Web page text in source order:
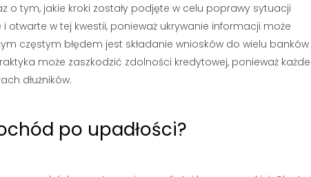
o tym, jakie kroki zostały podjęte w celu poprawy sytuacji
w tej kwestii, ponieważ ukrywanie informacji może
częstym błędem jest składanie wniosków do wielu banków
może zaszkodzić zdolności kredytowej, ponieważ każde
dłużników.
po upadłości?